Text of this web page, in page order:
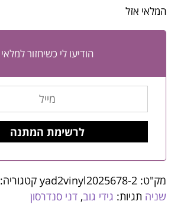
המלאי אזל
הודיעו לי כשיחזור למלאי
מק"ט: yad2vinyl2025678-2 קטגוריה:
שניה תגיות: גידי גוב, דני סנדרסון